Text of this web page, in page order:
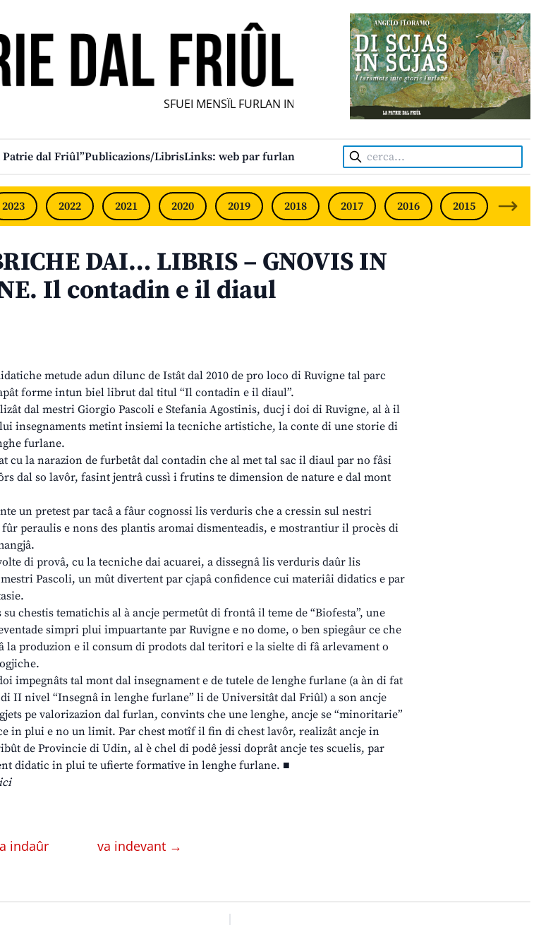
SFUEI MENSÎL FURLAN INDIPENDENT • INDEPENDENT FRIULIAN MONTHLY
Patrie dal Friûl”Publicazions/LibrisLinks: web par furlan Cerca:
2023 2022 2021 2020 2019 2018 2017 2016 2015 2014
DAI… LIBRIS – GNOVIS IN
Il contadin e il diaul
metude adun dilunc de Istât dal 2010 de pro loco di Ruvigne tal parc
forme intun biel librut dal titul “Il contadin e il diaul”.
dal mestri Giorgio Pascoli e Stefania Agostinis, ducj i doi di Ruvigne, al à il
insegnaments metint insiemi la tecniche artistiche, la conte di une storie di
furlane.
cu la narazion de furbetât dal contadin che al met tal sac il diaul par no fâsi
dal so lavôr, fasint jentrâ cussì i frutins te dimension de nature e dal mont
un pretest par tacâ a fâur cognossi lis verduris che a cressin sul nestri
peraulis e nons des plantis aromai dismenteadis, e mostrantiur il procès di
di provâ, cu la tecniche dai acuarei, a dissegnâ lis verduris daûr lis
Pascoli, un mût divertent par cjapâ confidence cui materiâi didatics e par
chestis tematichis al à ancje permetût di frontâ il teme de “Biofesta”, une
simpri plui impuartante par Ruvigne e no dome, o ben spiegâur ce che
la produzion e il consum di prodots dal teritori e la sielte di fâ arlevament o
impegnâts tal mont dal insegnament e de tutele de lenghe furlane (a àn di fat
II nivel “Insegnâ in lenghe furlane” li de Universitât dal Friûl) a son ancje
pe valorizazion dal furlan, convints che une lenghe, ancje se “minoritarie”
in plui e no un limit. Par chest motîf il fin di chest lavôr, realizât ancje in
de Provincie di Udin, al è chel di podê jessi doprât ancje tes scuelis, par
didatic in plui te ufierte formative in lenghe furlane. ■
indaûr va indevant →